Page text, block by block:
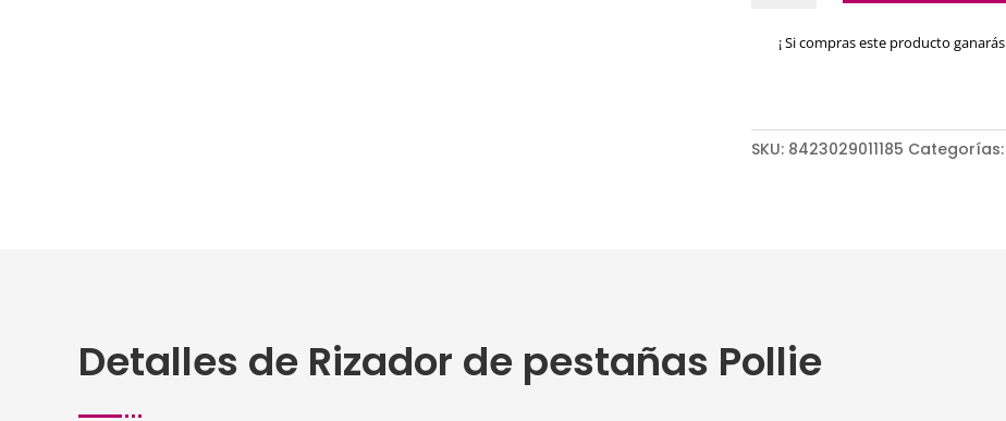
Pollie¡ Si compras este producto ganarás
SKU: 8423029011185 Categorías:
Detalles de Rizador de pestañas Pollie